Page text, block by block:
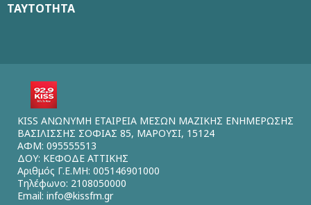
ΤΑΥΤΟΤΗΤΑ
KISS ΑΝΩΝΥΜΗ ΕΤΑΙΡΕΙΑ ΜΕΣΩΝ ΜΑΖΙΚΗΣ ΕΝΗΜΕΡΩΣΗΣ
ΒΑΣΙΛΙΣΣΗΣ ΣΟΦΙΑΣ 85, ΜΑΡΟΥΣΙ, 15124
ΑΦΜ: 095555513
ΔΟΥ: ΚΕΦΟΔΕ ΑΤΤΙΚΗΣ
Αριθμός Γ.Ε.ΜΗ: 005146901000
Τηλέφωνο: 2108050000
Email: info@kissfm.gr